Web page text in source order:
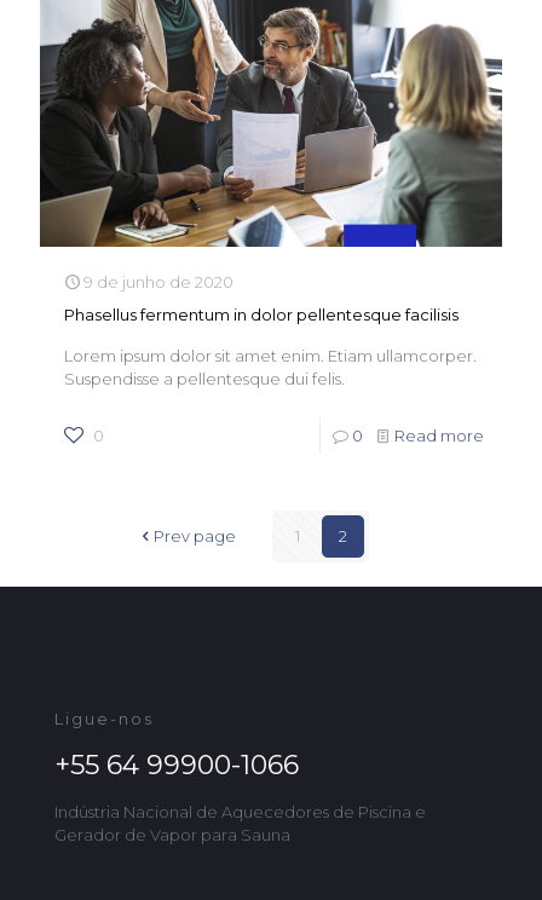
9 de junho de 2020
Phasellus fermentum in dolor pellentesque facilisis
Lorem ipsum dolor sit amet enim. Etiam ullamcorper.
Suspendisse a pellentesque dui felis.
0 0 Read more
Prev page 1 2
Ligue-nos
+55 64 99900-1066
Indústria Nacional de Aquecedores de Piscina e
Gerador de Vapor para Sauna